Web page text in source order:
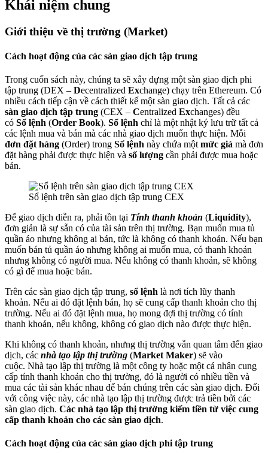
Khái niệm chung
Giới thiệu về thị trường (Market)
Cách hoạt động của các sàn giao dịch tập trung
Trong cuốn sách này, chúng ta sẽ xây dựng một sàn giao dịch phi
tập trung (DEX – Decentralized Exchange) chạy trên Ethereum. Có
nhiều cách tiếp cận về cách thiết kế một sàn giao dịch. Tất cả các
sàn giao dịch tập trung (CEX – Centralized Exchanges) đều
có Sổ lệnh (Order Book). Sổ lệnh chỉ là một nhật ký lưu trữ tất cả
các lệnh mua và bán mà các nhà giao dịch muốn thực hiện. Mỗi
đơn đặt hàng (Order) trong Sổ lệnh này chứa một mức giá mà đơn
đặt hàng phải được thực hiện và số lượng cần phải được mua hoặc
bán.
Sổ lệnh trên sàn giao dịch tập trung CEX
Để giao dịch diễn ra, phải tồn tại Tính thanh khoản (Liquidity),
đơn giản là sự sẵn có của tài sản trên thị trường. Bạn muốn mua tủ
quần áo nhưng không ai bán, tức là không có thanh khoản. Nếu bạn
muốn bán tủ quần áo nhưng không ai muốn mua, có thanh khoản
nhưng không có người mua. Nếu không có thanh khoản, sẽ không
có gì để mua hoặc bán.
Trên các sàn giao dịch tập trung, sổ lệnh là nơi tích lũy thanh
khoản. Nếu ai đó đặt lệnh bán, họ sẽ cung cấp thanh khoản cho thị
trường. Nếu ai đó đặt lệnh mua, họ mong đợi thị trường có tính
thanh khoản, nếu không, không có giao dịch nào được thực hiện.
Khi không có thanh khoản, nhưng thị trường vẫn quan tâm đến giao
dịch, các nhà tạo lập thị trường (Market Maker) sẽ vào
cuộc. Nhà tạo lập thị trường là một công ty hoặc một cá nhân cung
cấp tính thanh khoản cho thị trường, đó là người có nhiều tiền và
mua các tài sản khác nhau để bán chúng trên các sàn giao dịch. Đối
với công việc này, các nhà tạo lập thị trường được trả tiền bởi các
sàn giao dịch. Các nhà tạo lập thị trường kiếm tiền từ việc cung
cấp thanh khoản cho các sàn giao dịch.
Cách hoạt động của các sàn giao dịch phi tập trung